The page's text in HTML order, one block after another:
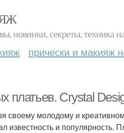
новинки, секреты, техника
прически и макияж
платьев. Crystal
своему молодому и
и популярность.